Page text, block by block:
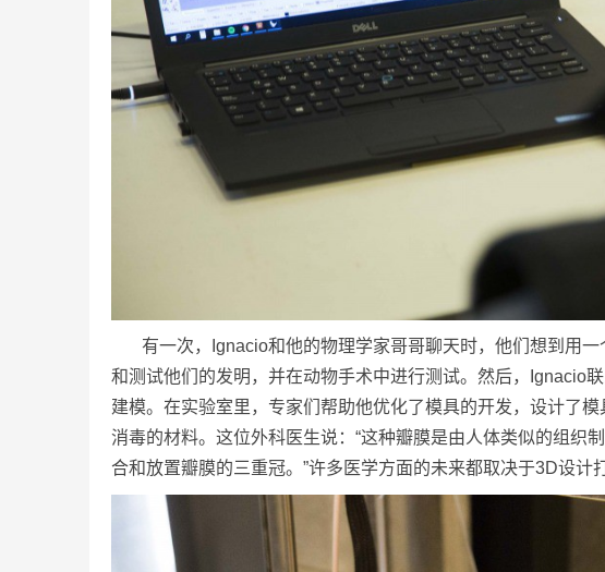
有一次，Ignacio和他的物理学家哥哥聊天时，他们想到用
和测试他们的发明，并在动物手术中进行测试。然后，Ignacio
建模。在实验室里，专家们帮助他优化了模具的开发，设计了
消毒的材料。这位外科医生说：“这种瓣膜是由人体类似的组织
合和放置瓣膜的三重冠。”许多医学方面的未来都取决于3D设计